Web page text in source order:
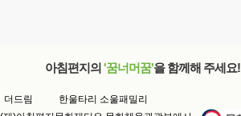
아침편지의 '꿈너머꿈'을 함께해 주세요!
더드림
한울타리 소울패밀리